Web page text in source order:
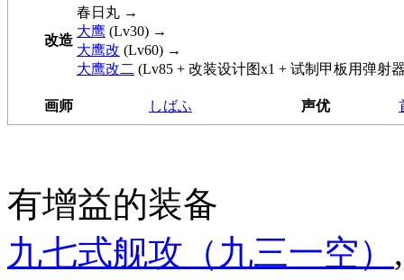
改造
春日丸 →
大鹰 (Lv30) →
大鹰改 (Lv60) →
大鹰改二 (Lv85 + 改装设计图x1 + 试制甲板用弹射
画师 しばふ 声优
有增益的装备
九七式舰攻（九三一空）